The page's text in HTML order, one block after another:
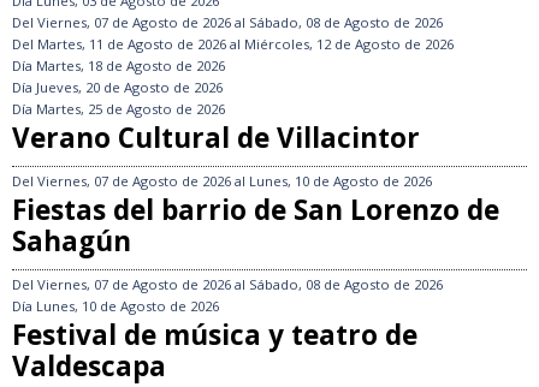
Del Viernes, 07 de Agosto de 2026 al Sábado, 08 de Agosto de 2026
Del Martes, 11 de Agosto de 2026 al Miércoles, 12 de Agosto de 2026
Día Martes, 18 de Agosto de 2026
Día Jueves, 20 de Agosto de 2026
Día Martes, 25 de Agosto de 2026
Verano Cultural de Villacintor
Del Viernes, 07 de Agosto de 2026 al Lunes, 10 de Agosto de 2026
Fiestas del barrio de San Lorenzo de
Sahagún
Del Viernes, 07 de Agosto de 2026 al Sábado, 08 de Agosto de 2026
Día Lunes, 10 de Agosto de 2026
Festival de música y teatro de
Valdescapa